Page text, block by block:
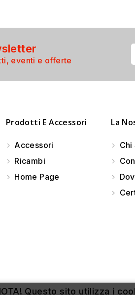
eventi e offerte
Prodotti E Accessori
Accessori
Ricambi
Home Page
La
Chi
Questo sito utilizza i